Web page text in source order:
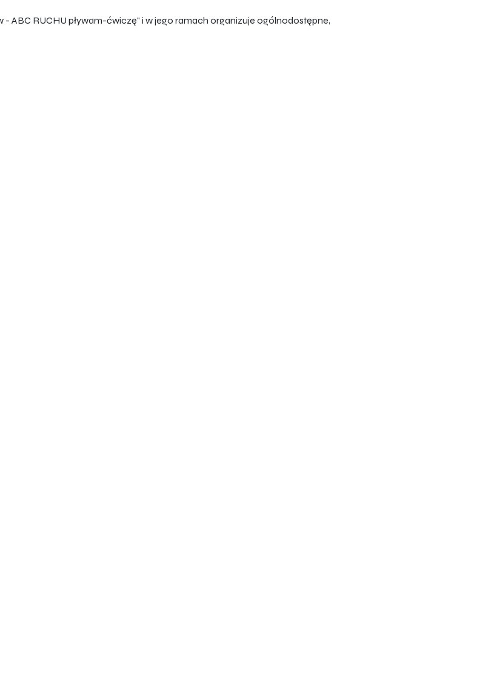
ABC RUCHU pływam-ćwiczę" i w jego ramach organizuje ogólnodostępne,